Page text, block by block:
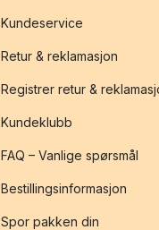
Kundeservice
Retur & reklamasjon
Registrer retur &
Kundeklubb
FAQ – Vanlige spørsmål
Bestillingsinformasjon
Spor pakken din